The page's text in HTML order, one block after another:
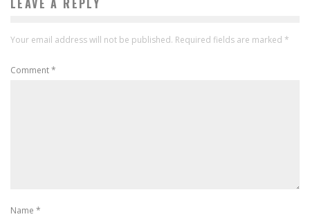
Your email address will not be published. Required fields are marked *
Comment*
Name *